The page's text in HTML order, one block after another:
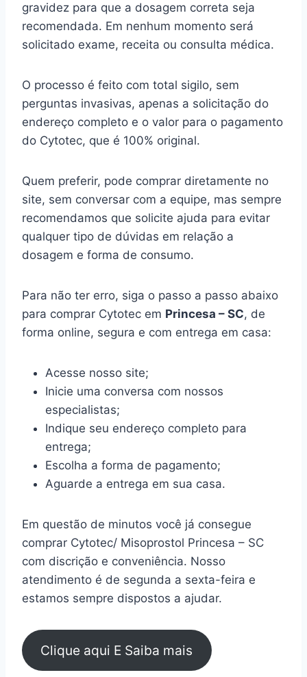
gravidez para que a dosagem correta seja
recomendada. Em nenhum momento será
solicitado exame, receita ou consulta médica.
O processo é feito com total sigilo, sem
perguntas invasivas, apenas a solicitação do
endereço completo e o valor para o pagamento
do Cytotec, que é 100% original.
Quem preferir, pode comprar diretamente no
site, sem conversar com a equipe, mas sempre
recomendamos que solicite ajuda para evitar
qualquer tipo de dúvidas em relação a
dosagem e forma de consumo.
Para não ter erro, siga o passo a passo abaixo
para comprar Cytotec em Princesa – SC, de
forma online, segura e com entrega em casa:
Acesse nosso site;
Inicie uma conversa com nossos
especialistas;
Indique seu endereço completo para
entrega;
Escolha a forma de pagamento;
Aguarde a entrega em sua casa.
Em questão de minutos você já consegue
comprar Cytotec/ Misoprostol Princesa – SC
com discrição e conveniência. Nosso
atendimento é de segunda a sexta-feira e
estamos sempre dispostos a ajudar.
Clique aqui E Saiba mais